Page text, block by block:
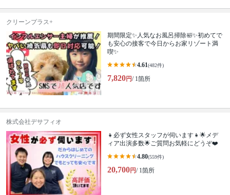
クリーンプラス+
期間限定✨人気なお風呂掃除🛀✨初めてで
も安心の接客で今日からお家リゾート満
喫✨
4.61(482件)
7,820円/ 1箇所
株式会社デサフィオ
👧必ず女性スタッフが伺います👧🌟メデ
ィア出演多数🌟ご質問お気軽にどうぞ❤️
4.80(559件)
20,700円/ 1箇所